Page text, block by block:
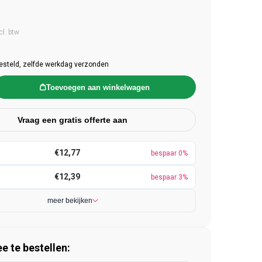
prijs
btw
zelfde werkdag verzonden
Toevoegen aan winkelwagen
Vraag een gratis offerte aan
€12,77 bespaar 0%
€12,39 bespaar 3%
meer bekijken
te bestellen: